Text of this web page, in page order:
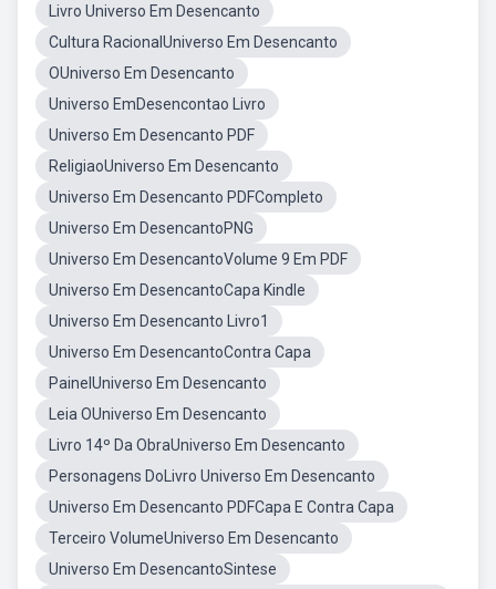
Livro Universo Em Desencanto
Cultura RacionalUniverso Em Desencanto
OUniverso Em Desencanto
Universo EmDesencontao Livro
Universo Em Desencanto PDF
ReligiaoUniverso Em Desencanto
Universo Em Desencanto PDFCompleto
Universo Em DesencantoPNG
Universo Em DesencantoVolume 9 Em PDF
Universo Em DesencantoCapa Kindle
Universo Em Desencanto Livro1
Universo Em DesencantoContra Capa
PainelUniverso Em Desencanto
Leia OUniverso Em Desencanto
Livro 14º Da ObraUniverso Em Desencanto
Personagens DoLivro Universo Em Desencanto
Universo Em Desencanto PDFCapa E Contra Capa
Terceiro VolumeUniverso Em Desencanto
Universo Em DesencantoSintese